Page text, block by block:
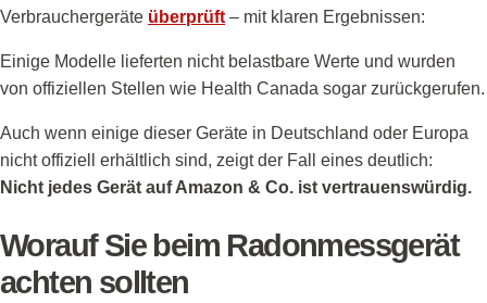
Verbrauchergeräte überprüft – mit klaren Ergebnissen:
Einige Modelle lieferten nicht belastbare Werte und wurden
von offiziellen Stellen wie Health Canada sogar zurückgerufen.
Auch wenn einige dieser Geräte in Deutschland oder Europa
nicht offiziell erhältlich sind, zeigt der Fall eines deutlich:
Nicht jedes Gerät auf Amazon & Co. ist vertrauenswürdig.
Worauf Sie beim Radonmessgerät
achten sollten